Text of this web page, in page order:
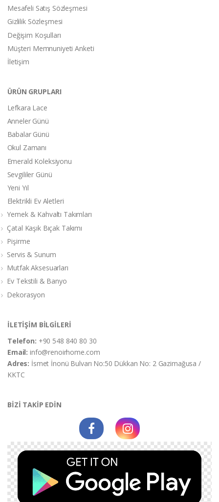
Mesafeli Satış Sözleşmesi
Gizlilik Sözleşmesi
Değişim Koşulları
Müşteri Memnuniyeti Anketi
İletişim
ÜRÜN GRUPLARI
Lefkara Lace
Anneler Günü
Babalar Günü
Okul Zamanı
Emerald Koleksiyonu
Sevgililer Günü
Yeni Yıl
Elektrikli Ev Aletleri
Yemek & Kahvaltı Takımları
Çatal Kaşık Bıçak Takımı
Pişirme
Servis & Sunum
Mutfak Aksesuarları
Ev Tekstili & Banyo
Dekorasyon
İLETİŞİM BİLGİLERİ
Telefon: +90 548 840 80 30
Email:info@renoirhome.com
Adres: İsmet İnonü Bulvarı No:50 Dükkan No: 2 Gazimağusa /
KKTC
BİZİ TAKİP EDİN